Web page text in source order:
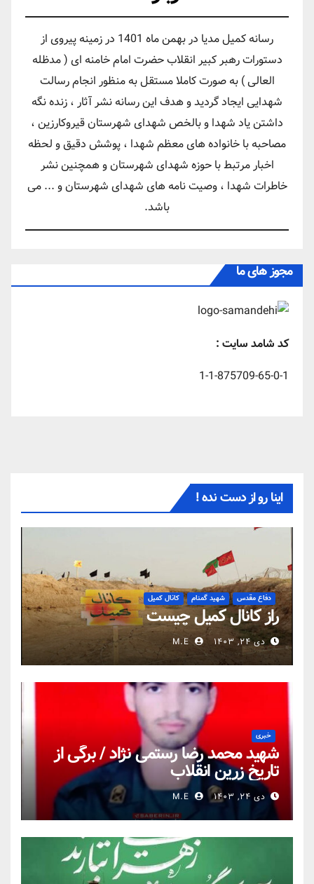
رسانه کمیل مدیا در بهمن ماه 1401 در زمینه پیروی از
دستورات رهبر کبیر انقلاب حضرت امام خامنه ای ( مدظله
العالی ) به صورت کاملا مستقل به منظور انجام رسالت
شهدایی ایجاد گردید و هدف این رسانه نشر آثار ، زنده نگه
داشتن یاد شهدا و بالخص شهدای شهرستان قیروکارزین ،
مصاحبه با خانواده های معظم شهدا ، پوشش دقیق و لحظه
اخبار مرتبط با حوزه شهدای شهرستان و همچنین نشر
خاطرات شهدا ، وصیت نامه های شهدای شهرستان و ... می
باشد.
مجوز های ما
کد شامد سایت :
1-1-875709-65-0-1
اینا رو از دست نده !
دفاع مقدس شهید گمنام کانال کمیل
راز کانال کمیل چیست
دی ۲۴, ۱۴۰۳
خبری
شهید محمد رضا رستمی نژاد / برگی از
تاریخ زرین انقلاب
دی ۲۴, ۱۴۰۳